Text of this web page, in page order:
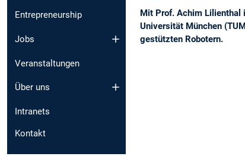
Entrepreneurship
Jobs
Veranstaltungen
Über uns
Intranets
Kontakt
Mit Prof. Achim Lilienthal
Universität München
gestützten Robotern.